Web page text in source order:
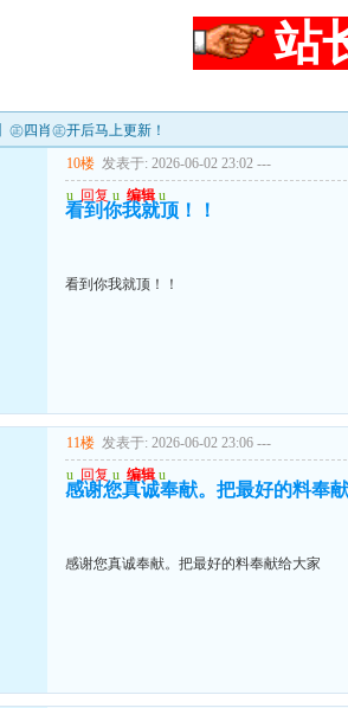
站
㊣四肖㊣开后马上更新！
10楼 发表于: 2026-06-02 23:02 ---
u 回复 u 编辑 u
看到你我就顶！！
看到你我就顶！！
11楼 发表于: 2026-06-02 23:06 ---
u 回复 u 编辑 u
感谢您真诚奉献。把最好的料奉
感谢您真诚奉献。把最好的料奉献给大家